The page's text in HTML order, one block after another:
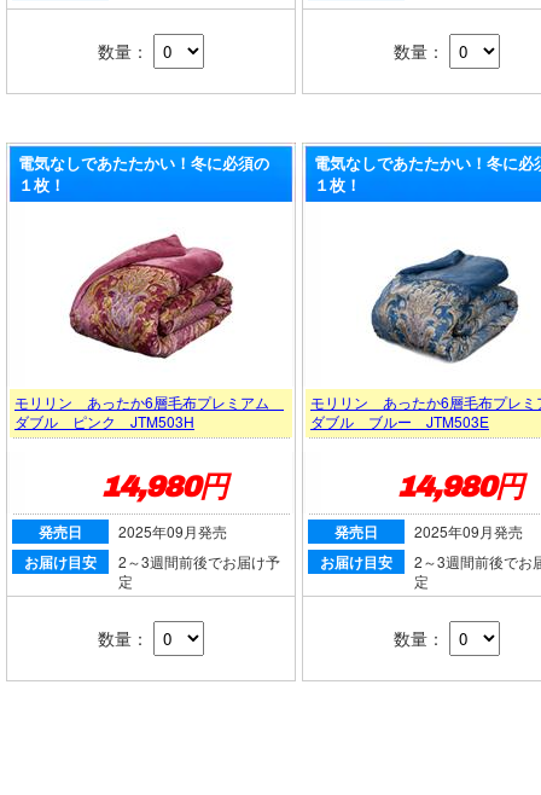
数量： 数量：
電気なしであたたかい！冬に必須の
１枚！
電気なしであたたかい！冬に必
１枚！
モリリン あったか6層毛布プレミアム
ダブル ピンク JTM503H
モリリン あったか6層毛布プレ
ダブル ブルー JTM503E
14,980円 14,980円
発売日 2025年09月発売
お届け目安
2～3週間前後でお届け予
定
発売日 2025年09月発売
お届け目安
2～3週間前後でお
定
数量： 数量：